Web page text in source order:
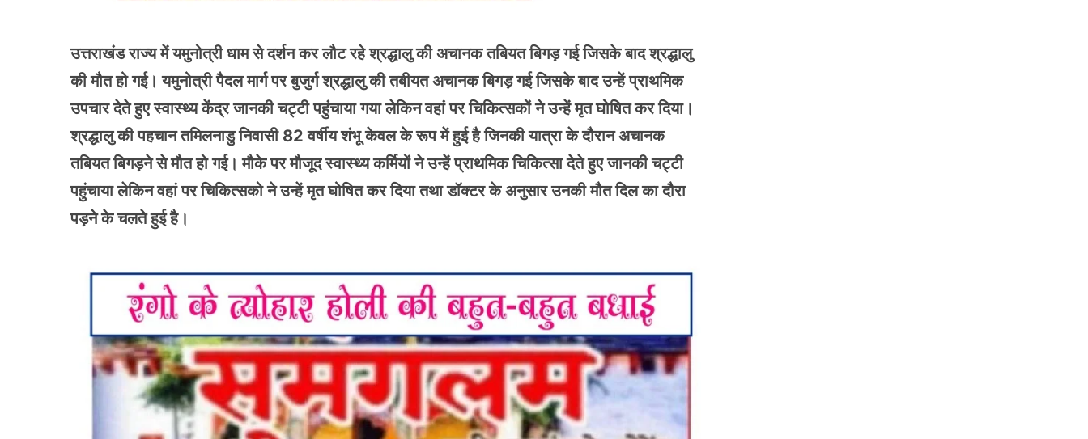
उत्तराखंड राज्य में यमुनोत्री धाम से दर्शन कर लौट रहे श्रद्धालु की अचानक तबियत बिगड़ गई जिसके बाद श्रद्धालु
की मौत हो गई। यमुनोत्री पैदल मार्ग पर बुजुर्ग श्रद्धालु की तबीयत अचानक बिगड़ गई जिसके बाद उन्हें प्राथमिक
उपचार देते हुए स्वास्थ्य केंद्र जानकी चट्टी पहुंचाया गया लेकिन वहां पर चिकित्सकों ने उन्हें मृत घोषित कर दिया।
श्रद्धालु की पहचान तमिलनाडु निवासी 82 वर्षीय शंभू केवल के रूप में हुई है जिनकी यात्रा के दौरान अचानक
तबियत बिगड़ने से मौत हो गई। मौके पर मौजूद स्वास्थ्य कर्मियों ने उन्हें प्राथमिक चिकित्सा देते हुए जानकी चट्टी
पहुंचाया लेकिन वहां पर चिकित्सको ने उन्हें मृत घोषित कर दिया तथा डॉक्टर के अनुसार उनकी मौत दिल का दौरा
पड़ने के चलते हुई है।